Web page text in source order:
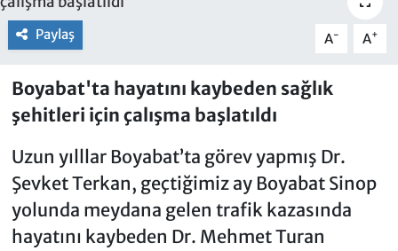
Paylaş A- A+
Boyabat'ta hayatını kaybeden sağlık
şehitleri için çalışma başlatıldı
Uzun yılllar Boyabat’ta görev yapmış Dr.
Şevket Terkan, geçtiğimiz ay Boyabat Sinop
yolunda meydana gelen trafik kazasında
hayatını kaybeden Dr. Mehmet Turan